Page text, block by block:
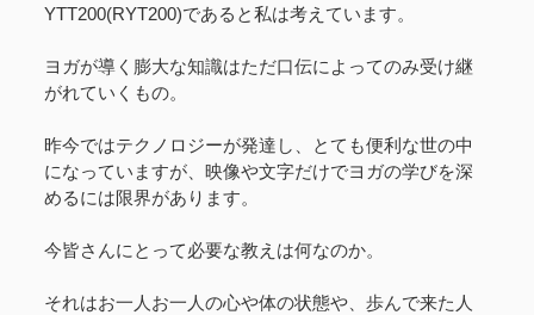
YTT200(RYT200)であると私は考えています。
ヨガが導く膨大な知識はただ口伝によってのみ受け継
がれていくもの。
昨今ではテクノロジーが発達し、とても便利な世の中
になっていますが、映像や文字だけでヨガの学びを深
めるには限界があります。
今皆さんにとって必要な教えは何なのか。
それはお一人お一人の心や体の状態や、歩んで来た人